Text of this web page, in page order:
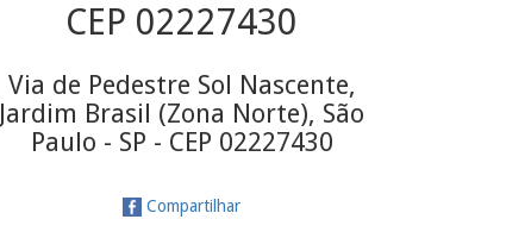
CEP 02227430
Via de Pedestre Sol Nascente,
Jardim Brasil (Zona Norte), São
Paulo - SP - CEP 02227430
Compartilhar